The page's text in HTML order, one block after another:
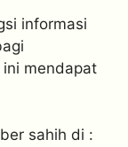
informasi
mendapat
sahih di :